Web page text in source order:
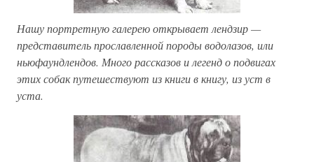
Нашу портретную галерею открывает лендзир —
представитель прославленной породы водолазов, или
ньюфаундлендов. Много рассказов и легенд о подвигах
этих собак путешествуют из книги в книгу, из уст в
уста.